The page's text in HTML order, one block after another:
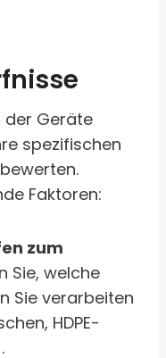
der Geräte
spezifischen
Faktoren:
zum
Sie, welche
Sie verarbeiten
HDPE-